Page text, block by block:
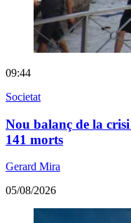
09:44
Societat
Nou balanç de la
141 morts
Gerard Mira
05/08/2026